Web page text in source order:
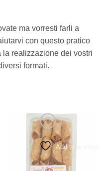
ma vorresti farli a
con questo pratico
la realizzazione dei vostri
formati.
Add to wishlist